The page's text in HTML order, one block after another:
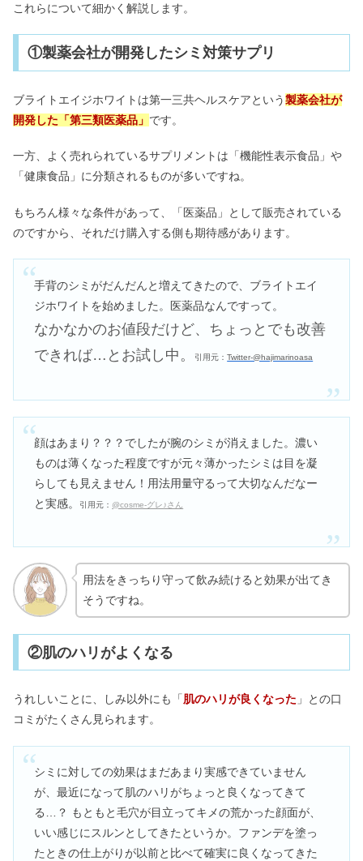
これらについて細かく解説します。
①製薬会社が開発したシミ対策サプリ
ブライトエイジホワイトは第一三共ヘルスケアという製薬会社が
開発した「第三類医薬品」 です。
一方、よく売れられているサプリメントは「機能性表示食品」や
「健康食品」に分類されるものが多いですね。
もちろん様々な条件があって、「医薬品」として販売されている
のですから、それだけ購入する側も期待感があります。
手背のシミがだんだんと増えてきたので、ブライトエイ
ジホワイトを始めました。医薬品なんですって。
なかなかのお値段だけど、ちょっとでも改善
できれば…とお試し中。
引用元 ：Twitter-@hajimarinoasa
顔はあまり？？？でしたが腕のシミが消えました。濃い
ものは薄くなった程度ですが元々薄かったシミは目を凝
らしても見えません！用法用量守るって大切なんだなー
と実感。
引用元： @cosme-グレ♪さん
用法をきっちり守って飲み続けると効果が出てき
そうですね。
②肌のハリがよくなる
うれしいことに、しみ以外にも「肌のハリが良くなった 」との口
コミがたくさん見られます。
シミに対しての効果はまだあまり実感できていません
が、最近になって肌のハリがちょっと良くなってきて
る…？ もともと毛穴が目立ってキメの荒かった顔面が、
いい感じにスルンとしてきたというか。ファンデを塗っ
たときの仕上がりが以前と比べて確実に良くなってきた